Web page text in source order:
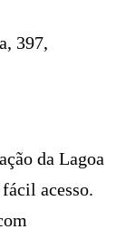
397,
da Lagoa
acesso.